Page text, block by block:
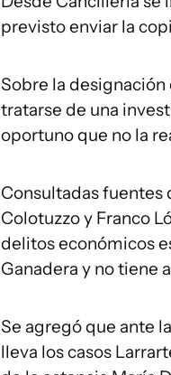
previsto enviar la
Sobre la designación
tratarse de una
oportuno que no la
Consultadas fuentes
Colotuzzo y Franco
delitos económicos
Ganadera y no tiene
Se agregó que ante
lleva los casos